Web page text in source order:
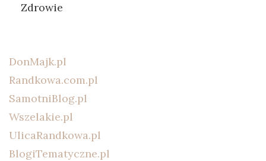
Zdrowie
DonMajk.pl
Randkowa.com.pl
SamotniBlog.pl
Wszelakie.pl
UlicaRandkowa.pl
BlogiTematyczne.pl